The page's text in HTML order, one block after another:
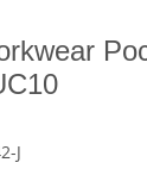
J